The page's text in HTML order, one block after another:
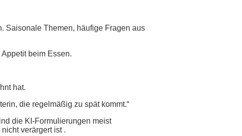
Saisonale Themen, häufige Fragen aus
beim Essen.
hat.
die regelmäßig zu spät kommt.“
die KI-Formulierungen meist
verärgert ist .